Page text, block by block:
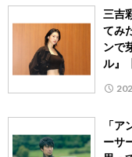
三吉
てみ
ンで
ル』
「
ーサ